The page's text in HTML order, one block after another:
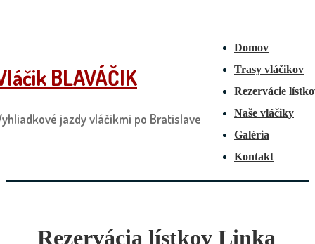
Main
Content
BLAVÁČIK
jazdy vláčikmi po Bratislave
Domov
Trasy vláčikov
Rezervácie
Naše vláčiky
Galéria
Kontakt
Rezervácia lístkov Linka